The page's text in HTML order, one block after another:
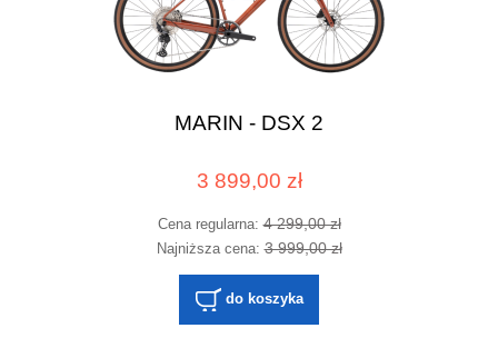
MARIN - DSX 2
3 899,00 zł
Cena regularna:4 299,00 zł
Najniższa cena:3 999,00 zł
do koszyka